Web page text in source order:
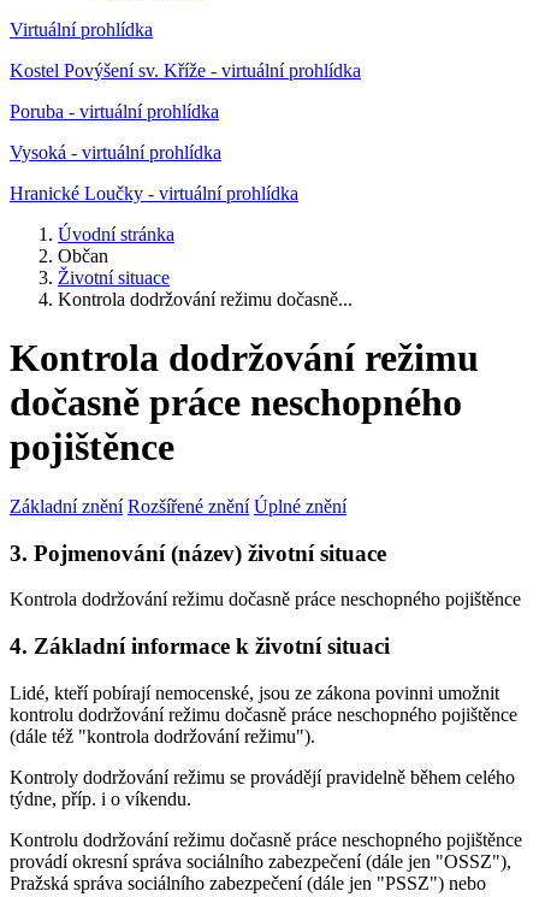
Virtuální prohlídka
Kostel Povýšení sv. Kříže - virtuální prohlídka
Poruba - virtuální prohlídka
Vysoká - virtuální prohlídka
Hranické Loučky - virtuální prohlídka
Úvodní stránka
Občan
Životní situace
Kontrola dodržování režimu dočasně...
Kontrola dodržování režimu
dočasně práce neschopného
pojištěnce
Základní znění Rozšířené znění Úplné znění
3. Pojmenování (název) životní situace
Kontrola dodržování režimu dočasně práce neschopného pojištěnce
4. Základní informace k životní situaci
Lidé, kteří pobírají nemocenské, jsou ze zákona povinni umožnit
kontrolu dodržování režimu dočasně práce neschopného pojištěnce
(dále též "kontrola dodržování režimu").
Kontroly dodržování režimu se provádějí pravidelně během celého
týdne, příp. i o víkendu.
Kontrolu dodržování režimu dočasně práce neschopného pojištěnce
provádí okresní správa sociálního zabezpečení (dále jen "OSSZ"),
Pražská správa sociálního zabezpečení (dále jen "PSSZ") nebo